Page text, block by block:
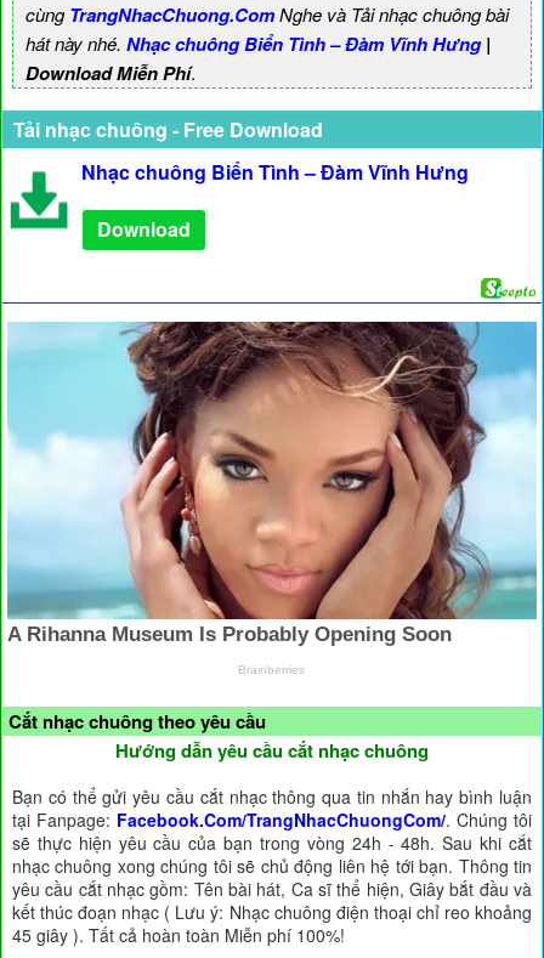
cùngTrangNhacChuong.ComNghe và Tải nhạc chuông bài
hát này nhé. Nhạc chuông Biển Tình – Đàm Vĩnh Hưng|
Download Miễn Phí.
Tải nhạc chuông - Free Download
Nhạc chuông Biển Tình – Đàm Vĩnh Hưng
Download
Cắt nhạc chuông theo yêu cầu
Hướng dẫn yêu cầu cắt nhạc chuông
Bạn có thể gửi yêu cầu cắt nhạc thông qua tin nhắn hay bình luận
tại Fanpage: Facebook.Com/TrangNhacChuongCom/. Chúng tôi
sẽ thực hiện yêu cầu của bạn trong vòng 24h - 48h. Sau khi cắt
nhạc chuông xong chúng tôi sẽ chủ động liên hệ tới bạn. Thông tin
yêu cầu cắt nhạc gồm: Tên bài hát, Ca sĩ thể hiện, Giây bắt đầu và
kết thúc đoạn nhạc ( Lưu ý: Nhạc chuông điện thoại chỉ reo khoảng
45 giây ). Tất cả hoàn toàn Miễn phí 100%!